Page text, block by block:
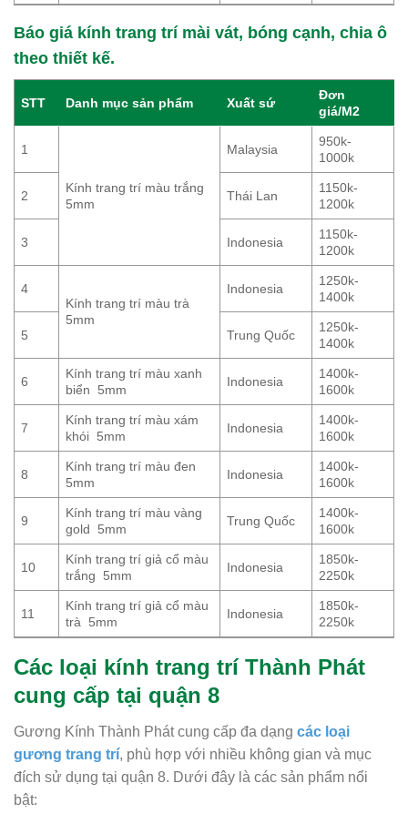
Báo giá kính trang trí mài vát, bóng cạnh, chia ô
theo thiết kế.
STT Danh mục sản phẩm Xuất sứ
Đơn
giá/M2
1
Kính trang trí màu trắng
5mm
Malaysia
950k-
1000k
2 Thái Lan
1150k-
1200k
3 Indonesia
1150k-
1200k
4
Kính trang trí màu trà
5mm
Indonesia
1250k-
1400k
5 Trung Quốc
1250k-
1400k
6
Kính trang trí màu xanh
biển 5mm
Indonesia
1400k-
1600k
7
Kính trang trí màu xám
khói 5mm
Indonesia
1400k-
1600k
8
Kính trang trí màu đen
5mm
Indonesia
1400k-
1600k
9
Kính trang trí màu vàng
gold 5mm
Trung Quốc
1400k-
1600k
10
Kính trang trí giả cổ màu
trắng 5mm
Indonesia
1850k-
2250k
11
Kính trang trí giả cổ màu
trà 5mm
Indonesia
1850k-
2250k
Các loại kính trang trí Thành Phát
cung cấp tại quận 8
Gương Kính Thành Phát cung cấp đa dạng các loại
gương trang trí, phù hợp với nhiều không gian và mục
đích sử dụng tại quận 8. Dưới đây là các sản phẩm nổi
bật: